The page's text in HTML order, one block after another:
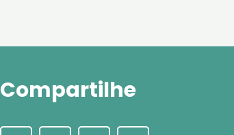
Compartilhe